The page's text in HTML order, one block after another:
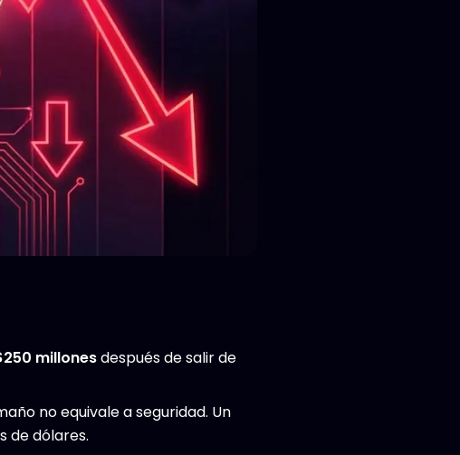
millonesdespués de salir de
no equivale a seguridad. Un
de dólares.